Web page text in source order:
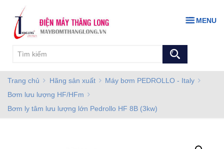
MENU
Trang chủ Hãng sản xuất
Máy bơm PEDROLLO - Italy
Bơm lưu lượng HF/HFm
Bơm ly tâm lưu lượng lớn Pedrollo HF 8B (3kw)